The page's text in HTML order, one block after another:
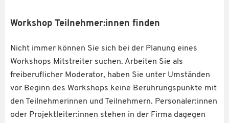
Workshop Teilnehmer:innen finden
Nicht immer können Sie sich bei der Planung eines
Workshops Mitstreiter suchen. Arbeiten Sie als
freiberuflicher Moderator, haben Sie unter Umständen
vor Beginn des Workshops keine Berührungspunkte mit
den Teilnehmerinnen und Teilnehmern. Personaler:innen
oder Projektleiter:innen stehen in der Firma dagegen